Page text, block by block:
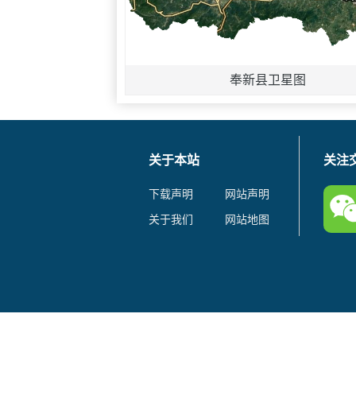
奉新县卫星图
关于本站
下载声明
网站声明
关于我们
网站地图
关注